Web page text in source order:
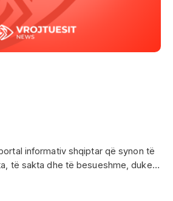
informativ shqiptar që synon të
të sakta dhe të besueshme, duke
Fokus i punës sonë janë
problematikat sociale, denoncimet